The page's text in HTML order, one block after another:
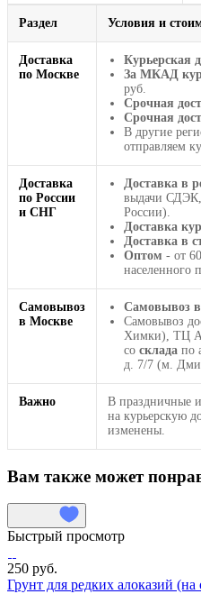
Раздел Условия и
Доставка
по Москве
Курьерская
За МКАД
руб.
Срочная
Срочная
В другие
отправляем
Доставка
по России
и СНГ
Доставка в
выдачи СДЭК,
России).
Доставка
Доставка в
Оптом - от
населенного
Самовывоз
в Москве
Самовывоз
Самовывоз
Химки), ТЦ
со склада по
д. 7/7 (м.
Важно
В праздничные
на курьерскую
изменены.
Вам также может
Быстрый просмотр
250 руб.
Грунт для редких алоказий